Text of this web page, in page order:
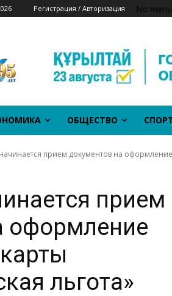
Регистрация / Авторизация No
ОБЩЕСТВО
прием документов на
прием
оформление
льгота»